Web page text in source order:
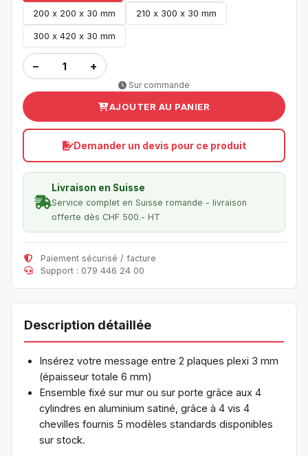
200 x 200 x 30 mm 210 x 300 x 30 mm
300 x 420 x 30 mm
− +
Sur commande
AJOUTER AU PANIER
Demander un devis pour ce produit
Livraison en Suisse
Service complet en Suisse romande - livraison
offerte dès CHF 500.- HT
Paiement sécurisé / facture
Support : 079 446 24 00
Description détaillée
Insérez votre message entre 2 plaques plexi 3 mm
(épaisseur totale 6 mm)
Ensemble fixé sur mur ou sur porte grâce aux 4
cylindres en aluminium satiné, grâce à 4 vis 4
chevilles fournis 5 modèles standards disponibles
sur stock.